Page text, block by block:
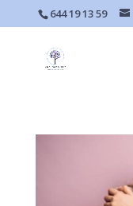
644 19 13 59